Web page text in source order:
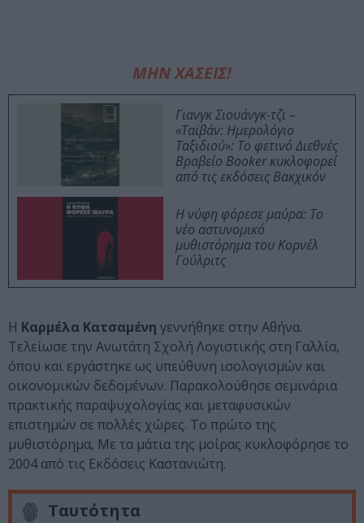
ΜΗΝ ΧΑΣΕΙΣ!
Γιανγκ Σιουάνγκ-τζι –
«Ταϊβάν: Ημερολόγιο
Ταξιδιού»: Το φετινό Διεθνές
Βραβείο Booker κυκλοφορεί
από τις εκδόσεις Βακχικόν
Η νύφη φόρεσε μαύρα: Το
νέο αστυνομικό
μυθιστόρημα του Κορνέλ
Γούλριτς
Η Καρμέλα Κατσαμένη γεννήθηκε στην Αθήνα.
Τελείωσε την Ανωτάτη Σχολή Λογιστικής στη Γαλλία,
όπου και εργάστηκε ως υπεύθυνη ισολογισμών και
οικονομικών δεδομένων. Παρακολούθησε σεμινάρια
πρακτικής παραψυχολογίας και μεταφυσικών
επιστημών σε πολλές χώρες. Το πρώτο της
μυθιστόρημα, Με τα μάτια της μοίρας κυκλοφόρησε το
2004 από τις Εκδόσεις Καστανιώτη.
Ταυτότητα